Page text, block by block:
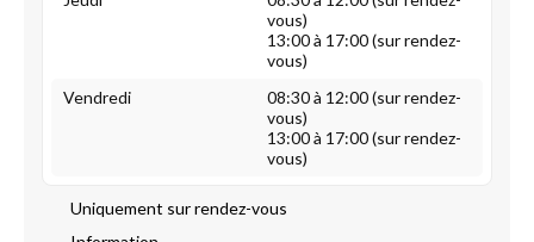
vous)
13:00 à 17:00 (sur rendez-
vous)
Vendredi
08:30 à 12:00 (sur rendez-
vous)
13:00 à 17:00 (sur rendez-
vous)
Uniquement sur rendez-vous